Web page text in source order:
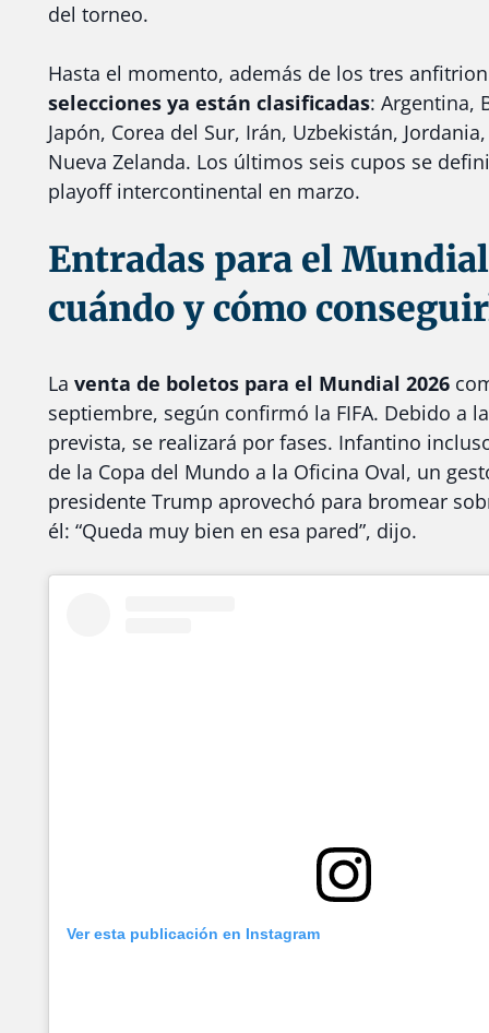
del torneo.
Hasta el momento, además de los tres
selecciones ya están clasificadas: Argentina,
Japón, Corea del Sur, Irán, Uzbekistán,
Nueva Zelanda. Los últimos seis cupos se
playoff intercontinental en marzo.
Entradas para el
cuándo y cómo
La venta de boletos para el Mundial 2026
septiembre, según confirmó la FIFA. Debido a
prevista, se realizará por fases. Infantino
de la Copa del Mundo a la Oficina Oval, un
presidente Trump aprovechó para bromear
él: “Queda muy bien en esa pared”, dijo.
Ver esta publicación en Instagram